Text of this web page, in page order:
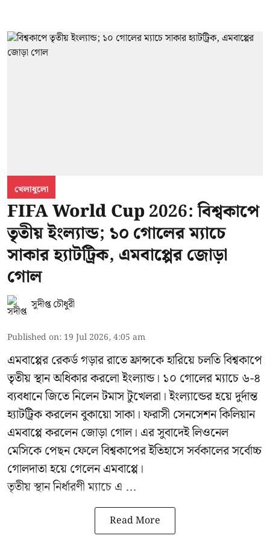
খেলাধুলো
FIFA World Cup 2026: বিশ্বকাপে
তৃতীয় ইংল্যান্ড; ১০ গোলের ম্যাচে
সাকার হ্যাটট্রিক, এমবাপ্পের জোড়া
গোল
সুদীপ্ত চৌধুরী
Published on: 19 Jul 2026, 4:05 am
এমবাপ্পের রেকর্ড গড়ার রাতে ফ্রান্সকে হারিয়ে চলতি বিশ্বকাপে
তৃতীয় স্থান অধিকার করলো ইংল্যান্ড। ১০ গোলের ম্যাচে ৬-৪
ব্যবধানে জিতে নিলেন টমাস টুখেলরা। ইংল্যান্ডের হয়ে দুর্দান্ত
হ্যাটট্রিক করলেন বুকায়ো সাকা। ফরাসী সেনসেশন কিলিয়ান
এমবাপ্পে করলেন জোড়া গোল। এর সুবাদেই লিওনেল
মেসিকে পেছন ফেলে বিশ্বকাপের ইতিহাসে সর্বকালের সর্বোচ্চ
গোলদাতা হয়ে গেলেন এমবাপ্পে।
তৃতীয় স্থান নির্ধারণী ম্যাচে এ ...
Read More